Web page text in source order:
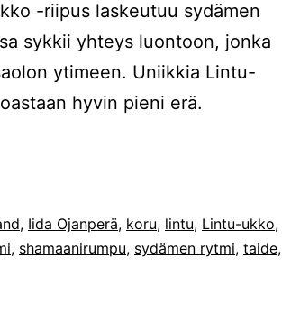
-riipus laskeutuu sydämen
sykkii yhteys luontoon, jonka
ytimeen. Uniikkia Lintu-
hyvin pieni erä.
, Iida Ojanperä, koru, lintu, Lintu-ukko,
, shamaanirumpu, sydämen rytmi, taide,